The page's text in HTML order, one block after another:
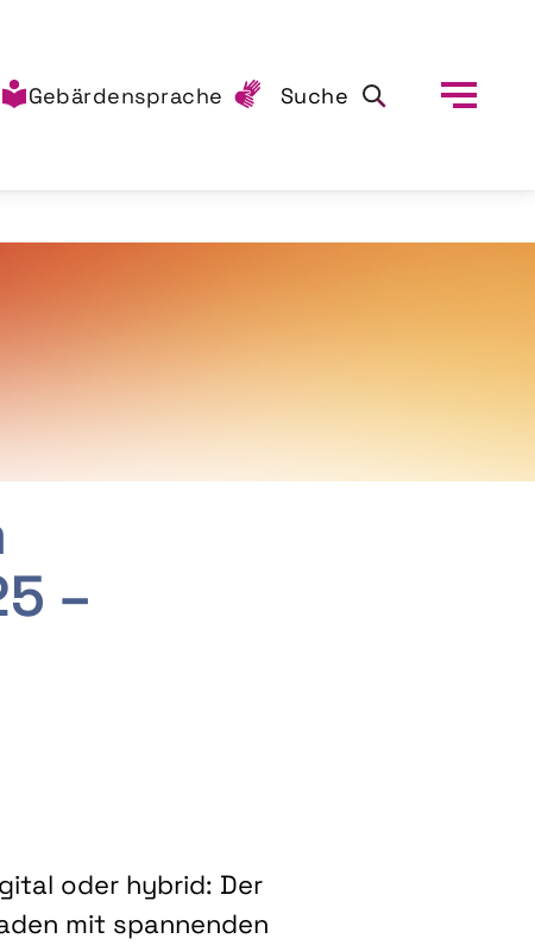
Gebärdensprache Suche
–
oder hybrid: Der
mit spannenden